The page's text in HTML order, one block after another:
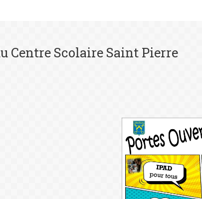
Centre Scolaire Saint Pierre